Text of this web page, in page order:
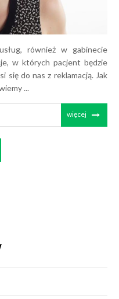
również w gabinecie
w których pacjent będzie
się do nas z reklamacją. Jak
...
więcej